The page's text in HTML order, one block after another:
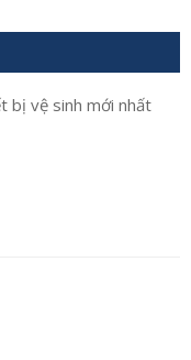
bị vệ sinh mới nhất